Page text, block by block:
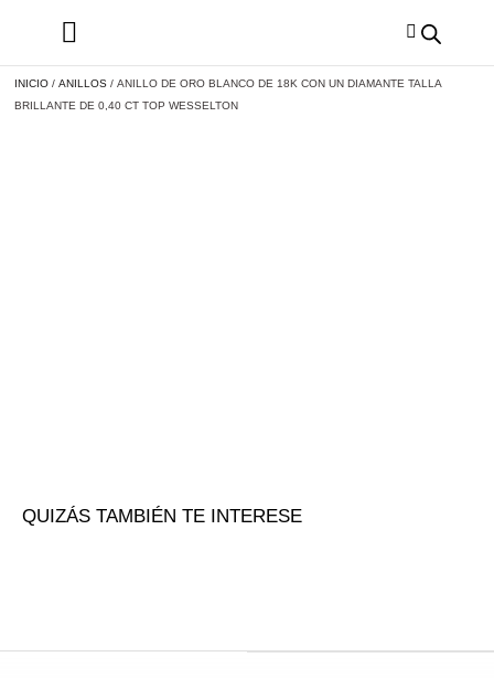
INICIO / ANILLOS / ANILLO DE ORO BLANCO DE 18K CON UN DIAMANTE TALLA
BRILLANTE DE 0,40 CT TOP WESSELTON
QUIZÁS TAMBIÉN TE INTERESE